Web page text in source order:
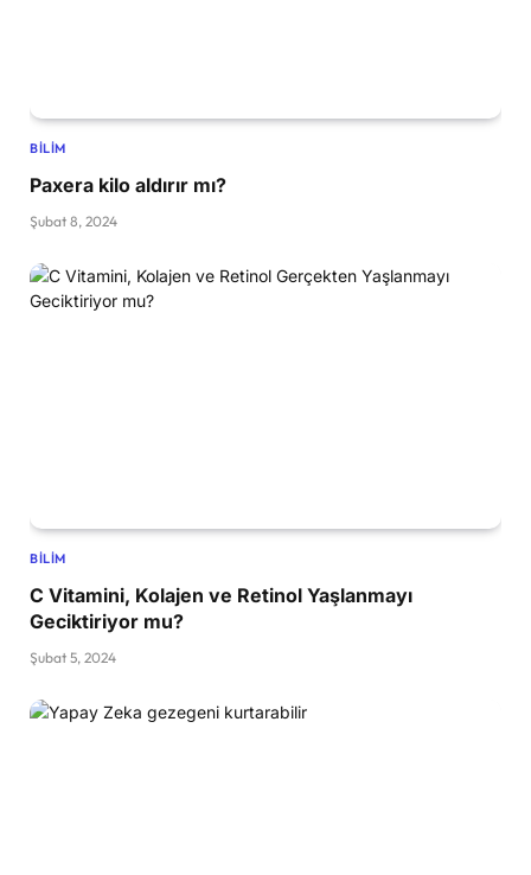
BILIM
Paxera kilo aldırır mı?
Şubat 8, 2024
BILIM
C Vitamini, Kolajen ve Retinol Yaşlanmayı
Geciktiriyor mu?
Şubat 5, 2024